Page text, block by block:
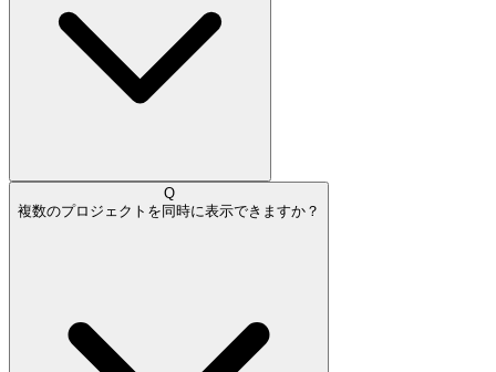
Q
複数のプロジェクトを同時に表示できますか？